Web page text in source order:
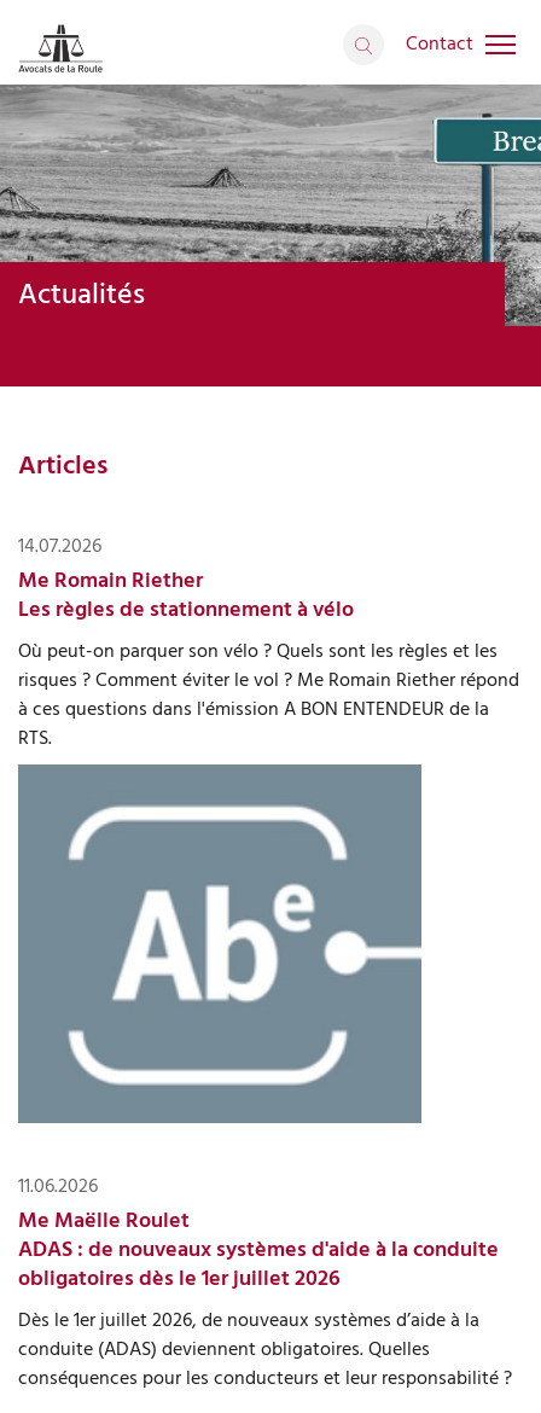
Contact
Actualités
Articles
14.07.2026
Me Romain Riether
Les règles de stationnement à vélo
Où peut-on parquer son vélo ? Quels sont les règles et les
risques ? Comment éviter le vol ? Me Romain Riether répond
à ces questions dans l'émission A BON ENTENDEUR de la
RTS.
11.06.2026
Me Maëlle Roulet
ADAS : de nouveaux systèmes d'aide à la conduite
obligatoires dès le 1er juillet 2026
Dès le 1er juillet 2026, de nouveaux systèmes d’aide à la
conduite (ADAS) deviennent obligatoires. Quelles
conséquences pour les conducteurs et leur responsabilité ?